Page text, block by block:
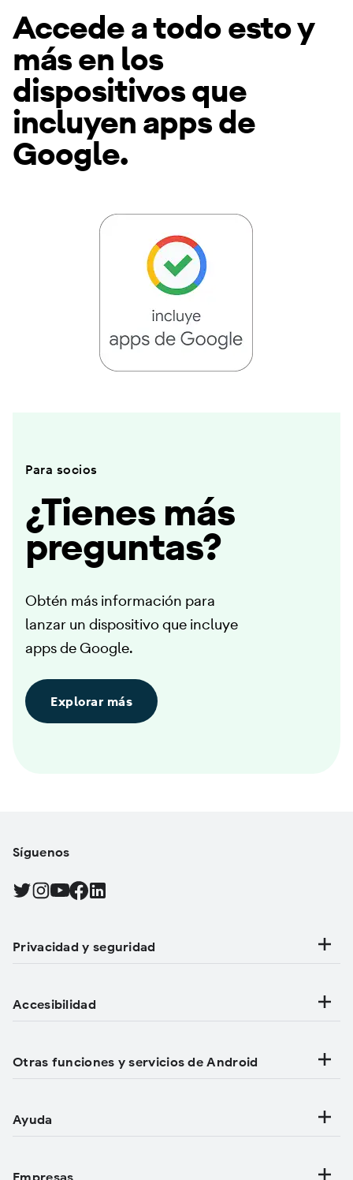
Accede a todo esto y
más en los
dispositivos que
incluyen apps de
Google.
Para socios
¿Tienes más
preguntas?
Obtén más información para
lanzar un dispositivo que incluye
apps de Google.
Explorar más
Síguenos
Find Android on Twitter, Se abre en una pestaña nueva
Find Android on Instagram, Se abre en una pestaña nueva
Find Android on YouTube, Se abre en una pestaña nueva
Find Android on Facebook, Se abre en una pestaña
Find Android on LinkedIn, Se abre en una pestaña
Privacidad y seguridad
Accesibilidad
Otras funciones y servicios de Android
Ayuda